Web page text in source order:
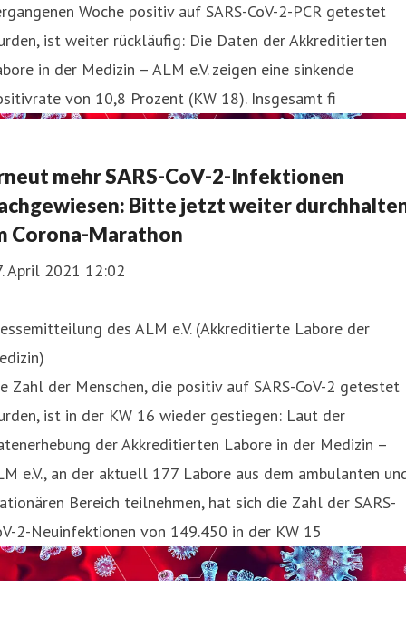
Woche positiv auf SARS-CoV-2-PCR getestet
ist weiter rückläufig: Die Daten der Akkreditierten
in der Medizin – ALM e.V. zeigen eine sinkende
von 10,8 Prozent (KW 18). Insgesamt fi
mehr SARS-CoV-2-Infektionen
Bitte jetzt weiter
Corona-Marathon
April 2021 12:02
des ALM e.V. (Akkreditierte Labore der
Zahl der Menschen, die positiv auf SARS-CoV-2 getestet
ist in der KW 16 wieder gestiegen: Laut der
der Akkreditierten Labore in der Medizin –
e.V., an der aktuell 177 Labore aus dem ambulanten
Bereich teilnehmen, hat sich die Zahl der SARS-
2-Neuinfektionen von 149.450 in der KW 15